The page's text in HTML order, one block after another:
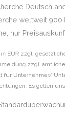
weltweit 900
nur
in EUR zzgl.
zzgl.
für Unternehmer/
Es gelten